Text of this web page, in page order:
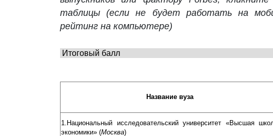
таблицы (если не будет работать на
рейтинг на компьютере)
Название вуза
1.Национальный исследовательский университет «Высшая
экономики» (Москва)